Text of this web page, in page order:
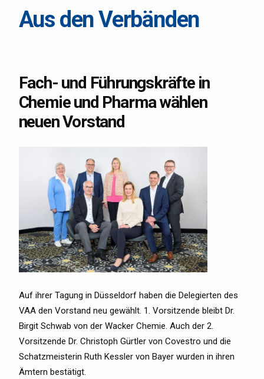
Aus den Verbänden
Fach- und Führungskräfte in
Chemie und Pharma wählen
neuen Vorstand
Auf ihrer Tagung in Düsseldorf haben die Delegierten des
VAA den Vorstand neu gewählt. 1. Vorsitzende bleibt Dr.
Birgit Schwab von der Wacker Chemie. Auch der 2.
Vorsitzende Dr. Christoph Gürtler von Covestro und die
Schatzmeisterin Ruth Kessler von Bayer wurden in ihren
Ämtern bestätigt.